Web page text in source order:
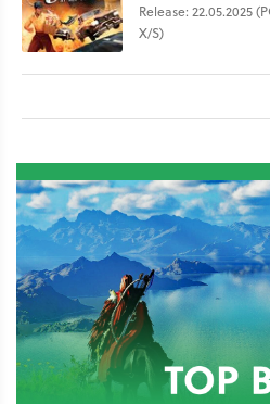
Release: 22.05.2025
X/S)